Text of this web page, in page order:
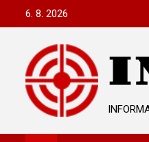
6. 8. 2026